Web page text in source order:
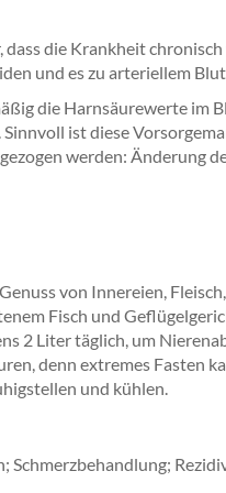
die Krankheit
und es zu arteriellem
die Harnsäurewerte im
ist diese
werden: Änderung
von Innereien,
Fisch und
2 Liter täglich, um
denn extremes Fasten
und kühlen.
Schmerzbehandlung;